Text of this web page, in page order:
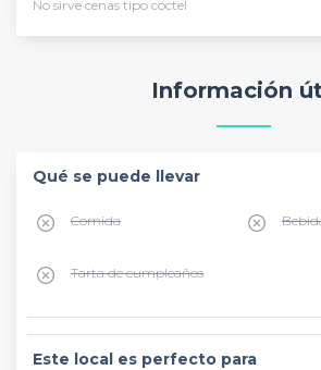
No sirve cenas tipo cóctel
Información
Qué se puede llevar
Comida
Tarta de cumpleaños
Este local es perfecto para